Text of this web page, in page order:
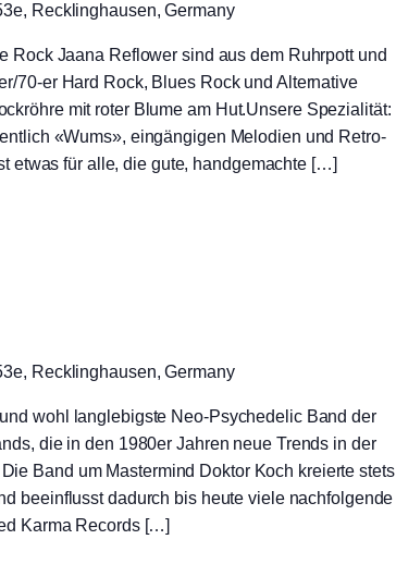
Recklinghausen, Germany
Rock Jaana Reflower sind aus dem Ruhrpott und
70-er Hard Rock, Blues Rock und Alternative
mit roter Blume am Hut.Unsere Spezialität:
«Wums», eingängigen Melodien und Retro-
etwas für alle, die gute, handgemachte […]
Recklinghausen, Germany
wohl langlebigste Neo-Psychedelic Band der
die in den 1980er Jahren neue Trends in der
Band um Mastermind Doktor Koch kreierte stets
beeinflusst dadurch bis heute viele nachfolgende
Karma Records […]